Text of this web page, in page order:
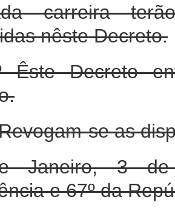
carreira
nêste Decreto.
Êste Decreto
se as
Janeiro, 3 de
e 67º da